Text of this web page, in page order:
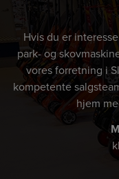
Hvis du er
park- og
vores forretning i
kompetente
hjem